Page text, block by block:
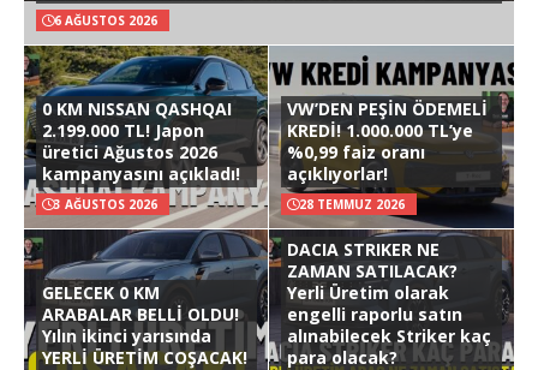
6 AĞUSTOS 2026
0 KM NISSAN QASHQAI
2.199.000 TL! Japon
üretici Ağustos 2026
kampanyasını açıkladı!
3 AĞUSTOS 2026
VW’DEN PEŞİN ÖDEMELİ
KREDİ! 1.000.000 TL’ye
%0,99 faiz oranı
açıklıyorlar!
28 TEMMUZ 2026
GELECEK 0 KM
ARABALAR BELLİ OLDU!
Yılın ikinci yarısında
YERLİ ÜRETİM COŞACAK!
DACIA STRIKER NE
ZAMAN SATILACAK?
Yerli Üretim olarak
engelli raporlu satın
alınabilecek Striker kaç
para olacak?